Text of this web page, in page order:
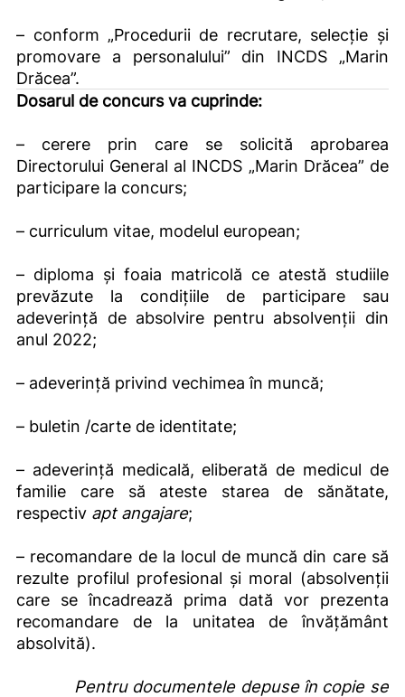
– conform „Procedurii de recrutare, selecție și
promovare a personalului” din INCDS „Marin
Drăcea”.
Dosarul de concurs va cuprinde:
– cerere prin care se solicită aprobarea
Directorului General al INCDS „Marin Drăcea” de
participare la concurs;
– curriculum vitae, modelul european;
– diploma și foaia matricolă ce atestă studiile
prevăzute la condiţiile de participare sau
adeverință de absolvire pentru absolvenții din
anul 2022;
– adeverinţă privind vechimea în muncă;
– buletin /carte de identitate;
– adeverinţă medicală, eliberată de medicul de
familie care să ateste starea de sănătate,
respectiv apt angajare;
– recomandare de la locul de muncă din care să
rezulte profilul profesional şi moral (absolvenţii
care se încadrează prima dată vor prezenta
recomandare de la unitatea de învăţământ
absolvită).
Pentru documentele depuse în copie se